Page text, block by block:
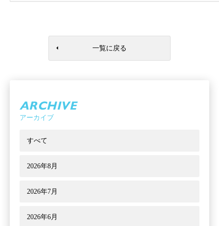
一覧に戻る
ARCHIVE
アーカイブ
すべて
2026年8月
2026年7月
2026年6月